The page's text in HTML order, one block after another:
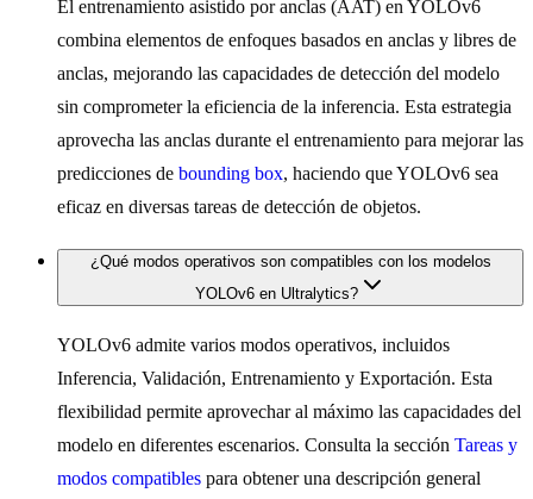
El entrenamiento asistido por anclas (AAT) en YOLOv6
combina elementos de enfoques basados en anclas y libres de
anclas, mejorando las capacidades de detección del modelo
sin comprometer la eficiencia de la inferencia. Esta estrategia
aprovecha las anclas durante el entrenamiento para mejorar las
predicciones de bounding box, haciendo que YOLOv6 sea
eficaz en diversas tareas de detección de objetos.
¿Qué modos operativos son compatibles con los modelos
YOLOv6 en Ultralytics?
YOLOv6 admite varios modos operativos, incluidos
Inferencia, Validación, Entrenamiento y Exportación. Esta
flexibilidad permite aprovechar al máximo las capacidades del
modelo en diferentes escenarios. Consulta la sección Tareas y
modos compatibles para obtener una descripción general